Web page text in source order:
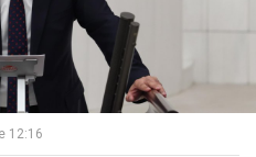
12:16